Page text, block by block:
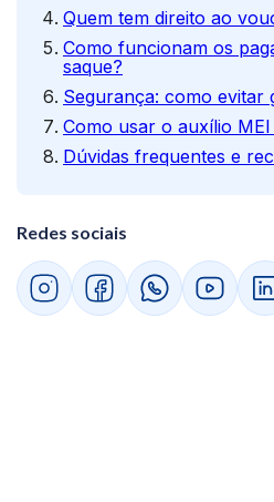
Quem tem direito ao
Como funcionam os
saque?
Segurança: como evitar
Como usar o auxílio
Dúvidas frequentes e
Redes sociais